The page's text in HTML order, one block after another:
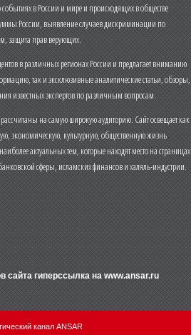
в России и мире и происходящих в обществе
России, выявление случаев дискриминации по
защита прав верующих.
в различных регионах России и предлагает вниманию
так и эксклюзивные аналитические статьи, обзоры,
известных экспертов по различным вопросам.
на самую широкую аудиторию. Сайт освещает как
экономическую, культурную, общественную жизнь
актуальных тем, которые находят место на страницах
сферы, исламских финансов и халяль-индустрии.
сайта гиперссылка на www.ansar.ru
канал ANSAR